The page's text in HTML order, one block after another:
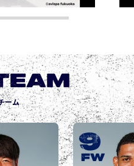
ーム
9
FW